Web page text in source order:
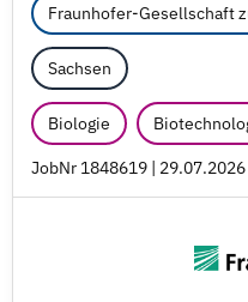
Sachsen
Biologie
JobNr 1848619 | 29.07.2026